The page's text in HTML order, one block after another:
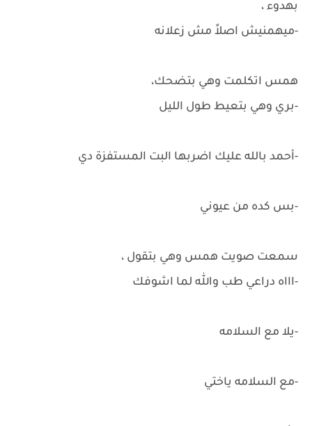
بهدوء ،
-ميهمنيش اصلاً مش زعلانه
همس اتكلمت وهي بتضحك،
-بري وهي بتعيط طول الليل
-أحمد بالله عليك اضربها البت المستفزة دي
-بس كده من عيوني
سمعت صويت همس وهي بتقول ،
-اااه دراعي طب والله لما اشوفك
-يلا مع السلامه
-مع السلامه ياختي